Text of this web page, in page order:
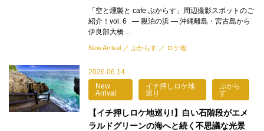
「空と燻製と cafe ぷからす」周辺撮影スポットのご
紹介！vol. 6 — 親泊の浜 — 沖縄離島・宮古島から
伊良部大橋…
New Arrival ぷからす ロケ地
2026.06.14
New
Arrival
イチ押しロケ地
巡り
ぷから
す
【イチ押しロケ地巡り!】白い石階段がエメ
ラルドグリーンの海へと続く不思議な光景